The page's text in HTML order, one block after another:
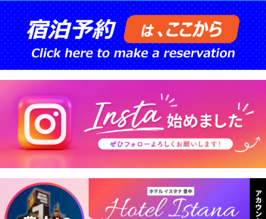
📍設置ルーム
206号室・307号室
皆さまのご利用をお待ちしております❤
#ホテルイスタナ #豊中ホテル #豊中 #大阪ホテル #マッサ
ージチェア #フジ医療器 #MTRH510 #リラックスタイム #
🎉 新クーポン誕生！ 🎉
✨ 休憩 全室均一料金 ✨
「今日はどの部屋にしよう？」がもっと気軽に！
お得な新クーポンで、お好きなお部屋をお楽しみください
😊
🌙 宿泊プランもさらにお得！